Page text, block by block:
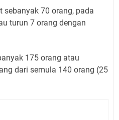
sebanyak 70 orang, pada
turun 7 orang dengan
175 orang atau
dari semula 140 orang (25